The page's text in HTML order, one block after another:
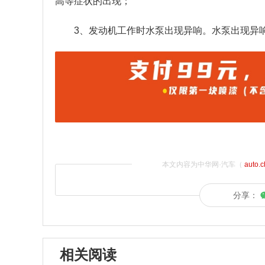
3、发动机工作时水泵出现异响。水泵出现
本文内容为中华网·汽车（
分享：
相关阅读